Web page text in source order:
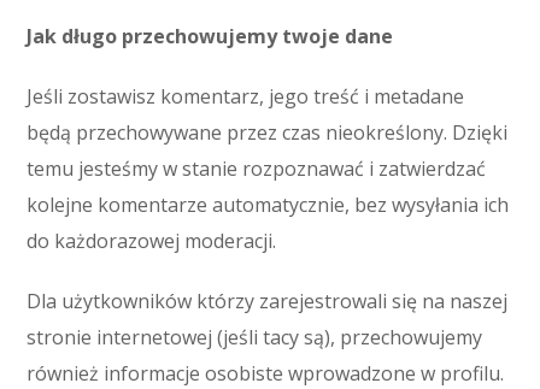
Jak długo przechowujemy twoje dane
Jeśli zostawisz komentarz, jego treść i metadane
będą przechowywane przez czas nieokreślony. Dzięki
temu jesteśmy w stanie rozpoznawać i zatwierdzać
kolejne komentarze automatycznie, bez wysyłania ich
do każdorazowej moderacji.
Dla użytkowników którzy zarejestrowali się na naszej
stronie internetowej (jeśli tacy są), przechowujemy
również informacje osobiste wprowadzone w profilu.